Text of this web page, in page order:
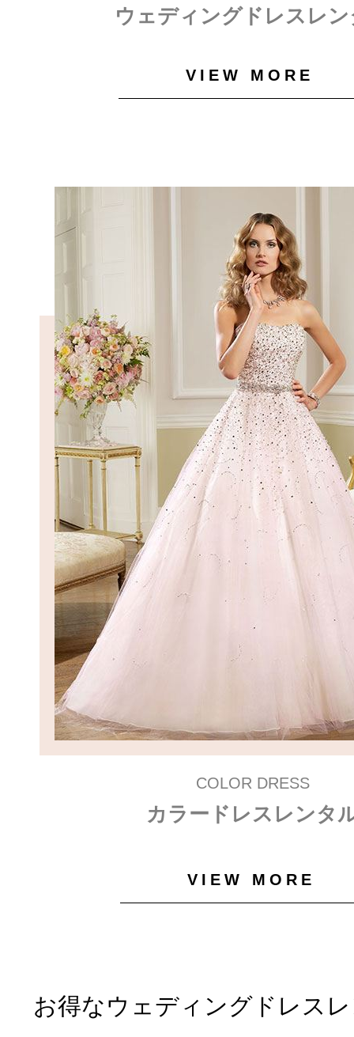
ウェディングドレスレ
VIEW MORE
COLOR DRESS
カラードレスレンタ
VIEW MORE
お得なウェディングドレス